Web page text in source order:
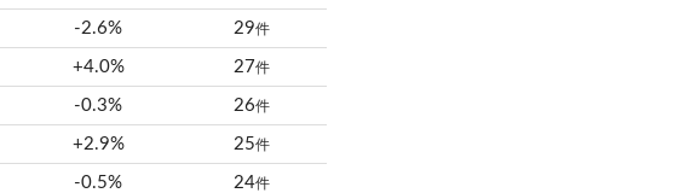
-2.6% 29件
+4.0% 27件
-0.3% 26件
+2.9% 25件
-0.5% 24件